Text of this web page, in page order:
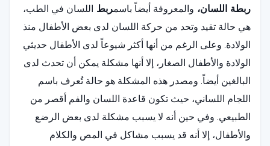
ربطة اللسان، والمعروفة أيضاً باسمربط اللسان في الطب،
هي حالة تقيد وتحد من حركة اللسان لدى بعض الأطفال منذ
الولادة. وعلى الرغم من أنها أكثر شيوعاً لدى الأطفال حديثي
الولادة والأطفال الصغار، إلا أنها مشكلة يمكن أن تحدث لدى
البالغين أيضاً. ومصدر هذه المشكلة هو حالة تُعرف باسم
اللجام اللساني، حيث تكون قاعدة اللسان والفم أقصر من
الطبيعي. وفي حين أنه لا يسبب مشكلة لدى بعض الرضع
والأطفال، إلا أنه قد يسبب مشاكل في المص والكلام